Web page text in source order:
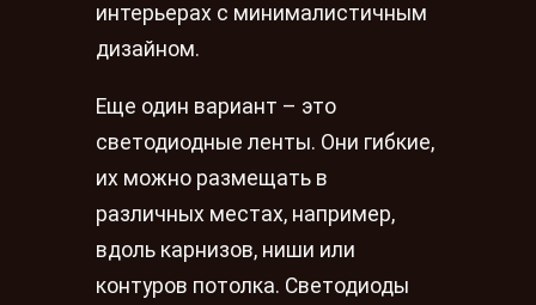
интерьерах с минималистичным
дизайном.
Еще один вариант – это
светодиодные ленты. Они гибкие,
их можно размещать в
различных местах, например,
вдоль карнизов, ниши или
контуров потолка. Светодиоды